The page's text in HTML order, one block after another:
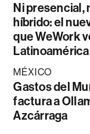
Ni presencial,
híbrido: el
que WeWork
Latinoamérica
MÉXICO
Gastos del
factura a
Azcárraga